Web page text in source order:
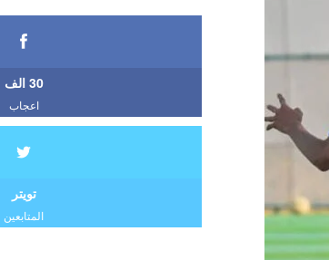
30 الف
اعجاب
تويتر
المتابعين